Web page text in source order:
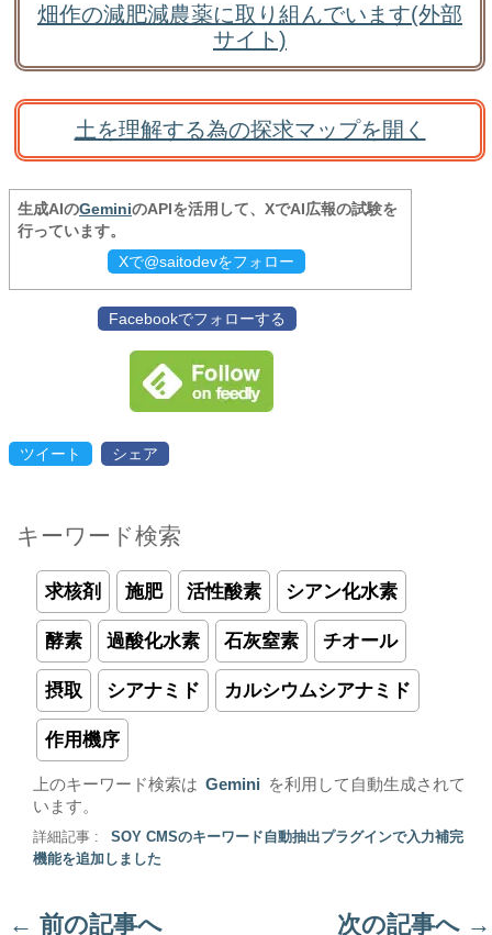
畑作の減肥減農薬に取り組んでいます(外部
サイト)
土を理解する為の探求マップを開く
生成AIのGeminiのAPIを活用して、XでAI広報の試験を
行っています。
Xで@saitodevをフォロー
Facebookでフォローする
ツイート シェア
キーワード検索
求核剤 施肥 活性酸素 シアン化水素
酵素 過酸化水素 石灰窒素 チオール
摂取 シアナミド カルシウムシアナミド
作用機序
上のキーワード検索は Gemini
を利用して自動生成されて
います。
詳細記事 :
SOY CMSのキーワード自動抽出プラグインで入力補完
機能を追加しました
← 前の記事へ 次の記事へ →